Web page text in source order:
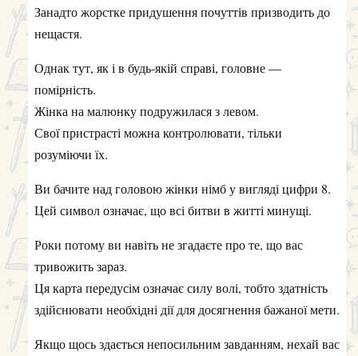
Занадто жорстке придушення почуттів призводить до
нещастя.
Однак тут, як і в будь-якій справі, головне —
помірність.
Жінка на малюнку подружилася з левом.
Свої пристрасті можна контролювати, тільки
розуміючи їх.
Ви бачите над головою жінки німб у вигляді цифри 8.
Цей символ означає, що всі битви в житті минущі.
Роки потому ви навіть не згадаєте про те, що вас
тривожить зараз.
Ця карта передусім означає силу волі, тобто здатність
здійснювати необхідні дії для досягнення бажаної мети.
Якщо щось здається непосильним завданням, нехай вас